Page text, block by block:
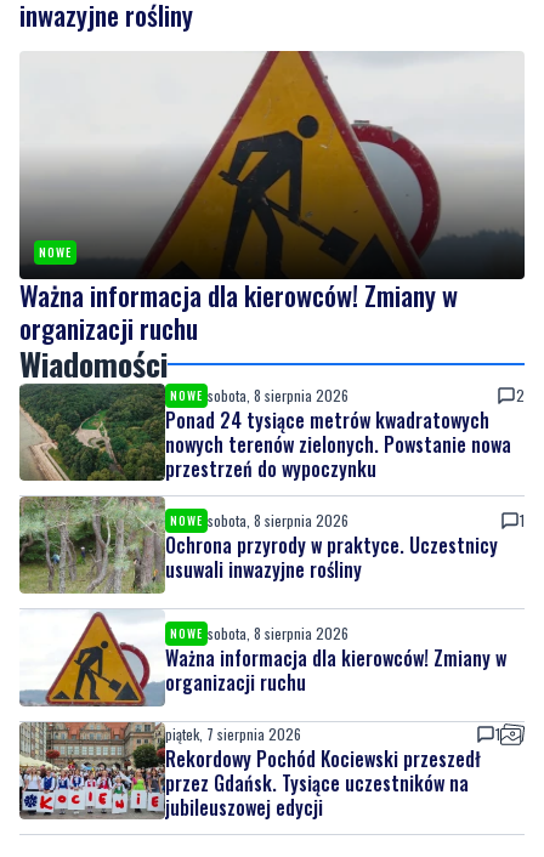
inwazyjne rośliny
NOWE
Ważna informacja dla kierowców! Zmiany w
organizacji ruchu
Wiadomości
NOWE sobota, 8 sierpnia 2026 2
Ponad 24 tysiące metrów kwadratowych
nowych terenów zielonych. Powstanie nowa
przestrzeń do wypoczynku
NOWE sobota, 8 sierpnia 2026 1
Ochrona przyrody w praktyce. Uczestnicy
usuwali inwazyjne rośliny
NOWE sobota, 8 sierpnia 2026
Ważna informacja dla kierowców! Zmiany w
organizacji ruchu
piątek, 7 sierpnia 2026 1
Rekordowy Pochód Kociewski przeszedł
przez Gdańsk. Tysiące uczestników na
jubileuszowej edycji